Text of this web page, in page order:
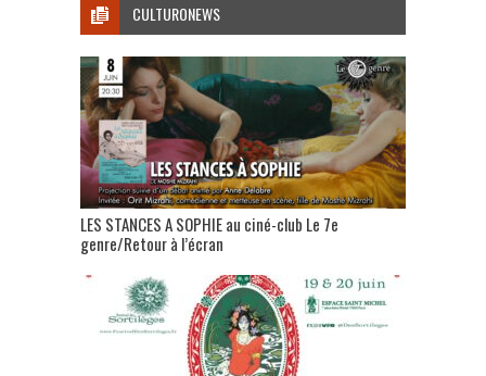
CULTURONEWS
LES STANCES A SOPHIE au ciné-club Le 7e
genre/Retour à l’écran